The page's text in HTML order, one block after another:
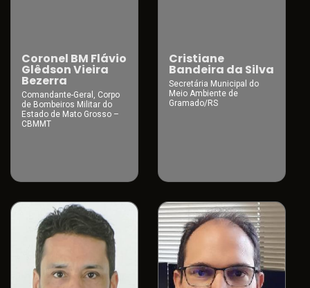
Coronel BM Flávio
Glêdson Vieira
Bezerra
Comandante-Geral, Corpo
de Bombeiros Militar do
Estado de Mato Grosso –
CBMMT
Cristiane
Bandeira da Silva
Secretária Municipal do
Meio Ambiente de
Gramado/RS